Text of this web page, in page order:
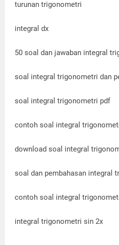
turunan trigonometri
integral dx
50 soal dan jawaban integral
soal integral trigonometri dan
soal integral trigonometri pdf
contoh soal integral
download soal integral
soal dan pembahasan integral
contoh soal integral
integral trigonometri sin 2x